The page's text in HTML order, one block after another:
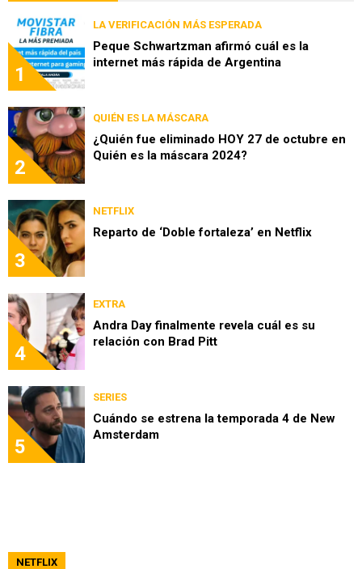
1
LA VERIFICACIÓN MÁS ESPERADA
Peque Schwartzman afirmó cuál es la
internet más rápida de Argentina
2
QUIÉN ES LA MÁSCARA
¿Quién fue eliminado HOY 27 de octubre en
Quién es la máscara 2024?
3
NETFLIX
Reparto de ‘Doble fortaleza’ en Netflix
4
EXTRA
Andra Day finalmente revela cuál es su
relación con Brad Pitt
5
SERIES
Cuándo se estrena la temporada 4 de New
Amsterdam
NETFLIX